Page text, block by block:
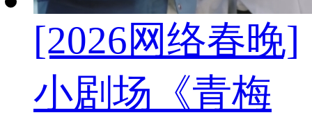
[2026网络春晚]
小剧场《青梅